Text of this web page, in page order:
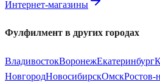
Интернет-магазины
Фулфилмент в других городах
ВладивостокВоронежЕкатеринбург
НовгородНовосибирскОмскРостов-